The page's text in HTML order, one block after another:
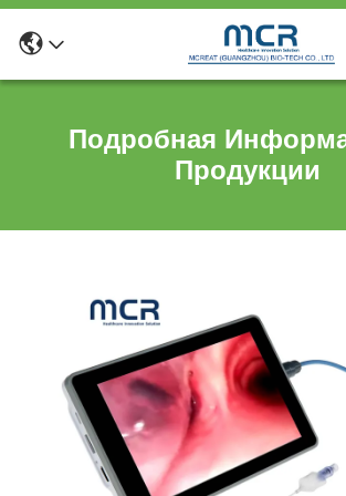
Подробная
Продукции